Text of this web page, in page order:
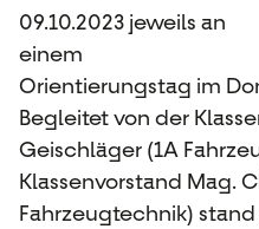
09.10.2023 jeweils an
einem
Orientierungstag im
Begleitet von der
Geischläger (1A
Klassenvorstand Mag.
Fahrzeugtechnik)